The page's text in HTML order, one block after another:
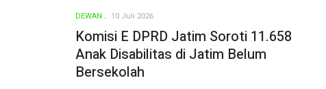
DEWAN 10 Juli 2026
Komisi E DPRD Jatim Soroti 11.658
Anak Disabilitas di Jatim Belum
Bersekolah